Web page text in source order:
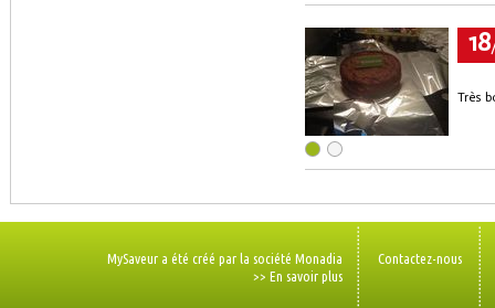
18
Très
MySaveur a été créé par la société Monadia
>> En savoir plus
Contactez-nous